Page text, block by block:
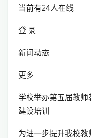
当前有24人在线
登 录
新闻动态
更多
学校举办第五届教
建设培训
为进一步提升我校教